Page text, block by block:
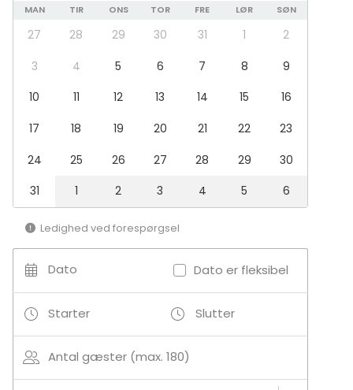
MAN TIR ONS TOR FRE LØR SØN
27 28 29 30 31 1
2
3
4 5 6 7 8
9
10
11 12 13 14 15
16
17
18 19 20 21 22
23
24
25 26 27 28 29
30
31
1 2 3 4 5 6
Ledighed ved forespørgsel
Dato Dato er fleksibel
Starter Slutter
Antal gæster (max. 180)